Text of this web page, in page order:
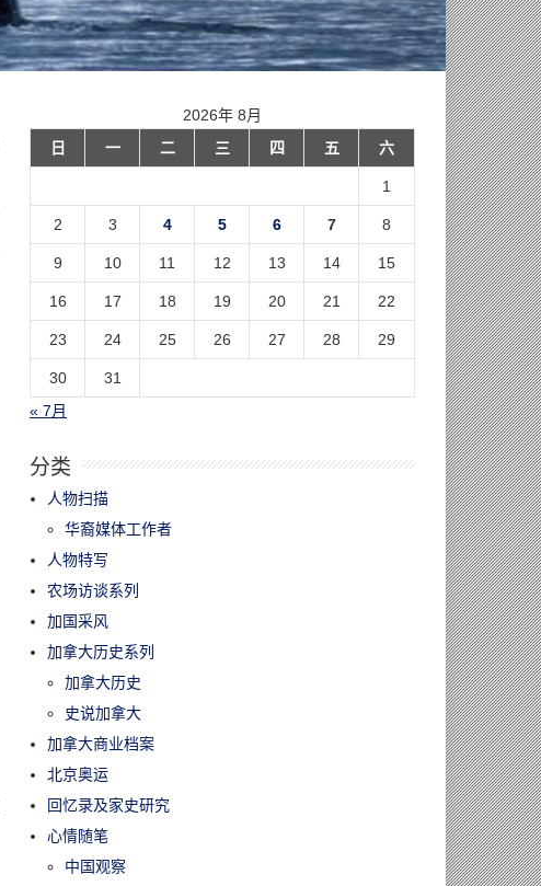
2026年 8月
日
一 二 三 四 五 六
1
2 3 4 5 6 7 8
9 10 11 12 13 14 15
16 17 18 19 20 21 22
23 24 25 26 27 28 29
30
31
« 7月
分类
人物扫描
华裔媒体工作者
人物特写
农场访谈系列
加国采风
加拿大历史系列
加拿大历史
史说加拿大
加拿大商业档案
北京奥运
回忆录及家史研究
心情随笔
中国观察